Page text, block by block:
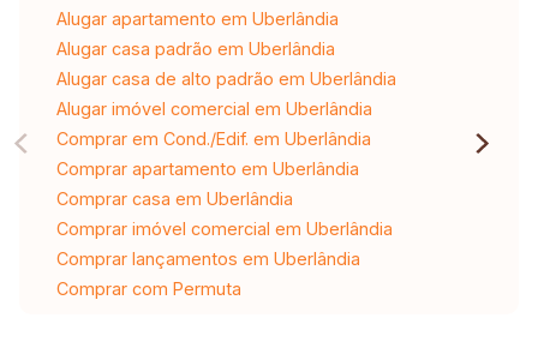
Alugar apartamento em Uberlândia
Alugar casa padrão em Uberlândia
Alugar casa de alto padrão em Uberlândia
Alugar imóvel comercial em Uberlândia
Comprar em Cond./Edif. em Uberlândia
Comprar apartamento em Uberlândia
Comprar casa em Uberlândia
Comprar imóvel comercial em Uberlândia
Comprar lançamentos em Uberlândia
Comprar com Permuta